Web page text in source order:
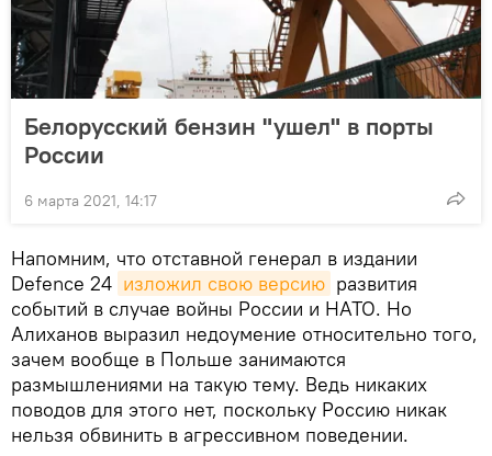
Белорусский бензин "ушел" в порты
России
6 марта 2021, 14:17
Напомним, что отставной генерал в издании
Defence 24 изложил свою версию развития
событий в случае войны России и НАТО. Но
Алиханов выразил недоумение относительно того,
зачем вообще в Польше занимаются
размышлениями на такую тему. Ведь никаких
поводов для этого нет, поскольку Россию никак
нельзя обвинить в агрессивном поведении.